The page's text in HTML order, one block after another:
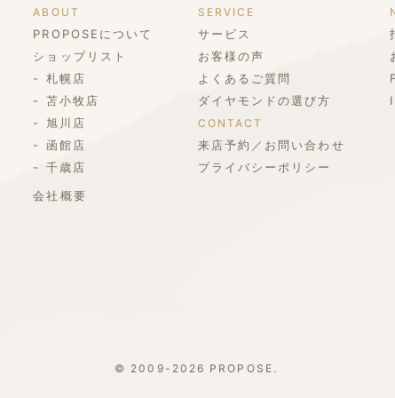
ABOUT
PROPOSEについて
ショップリスト
札幌店
苫小牧店
旭川店
函館店
千歳店
会社概要
SERVICE
サービス
お客様の声
よくあるご質問
ダイヤモンドの選び方
CONTACT
来店予約／お問い合わせ
プライバシーポリシー
© 2009-2026 PROPOSE.